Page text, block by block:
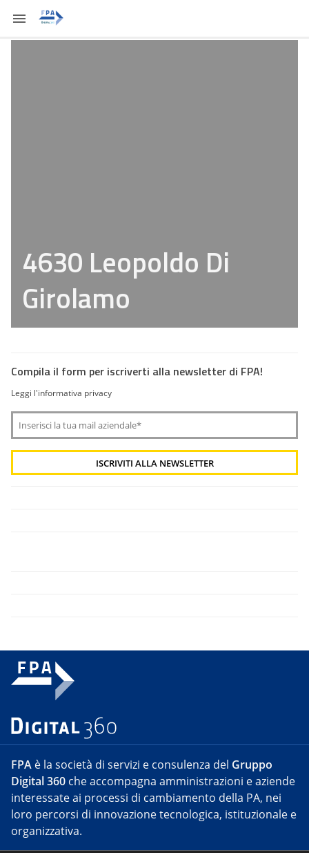
4630 Leopoldo Di
Girolamo
Compila il form per iscriverti alla newsletter di FPA!
Leggi l'informativa privacy
FPA è la società di servizi e consulenza del Gruppo
Digital 360 che accompagna amministrazioni e aziende
interessate ai processi di cambiamento della PA, nei
loro percorsi di innovazione tecnologica, istituzionale e
organizzativa.